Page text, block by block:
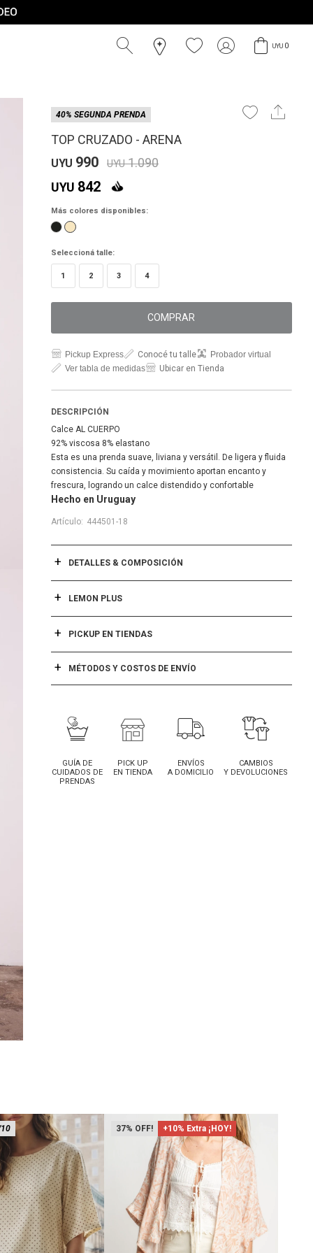
UYU 0
40% SEGUNDA PRENDA
TOP CRUZADO - ARENA
UYU 990 UYU 1.090
UYU 842
Más colores disponibles:
Seleccioná talle:
1 2 3 4
COMPRAR
Pickup Express Conocé tu talle
Probador virtual
Ver tabla de medidas
Ubicar en Tienda
DESCRIPCIÓN
Calce AL CUERPO
92% viscosa 8% elastano
Esta es una prenda suave, liviana y versátil. De ligera y fluida
consistencia. Su caída y movimiento aportan encanto y
frescura, logrando un calce distendido y confortable
Hecho en Uruguay
444501-18
DETALLES & COMPOSICIÓN
LEMON PLUS
PICKUP EN TIENDAS
MÉTODOS Y COSTOS DE ENVÍO
GUÍA DE
CUIDADOS DE
PRENDAS
PICK UP
EN TIENDA
ENVÍOS
A DOMICILIO
CAMBIOS
Y DEVOLUCIONES
37 +10% Extra ¡HOY!